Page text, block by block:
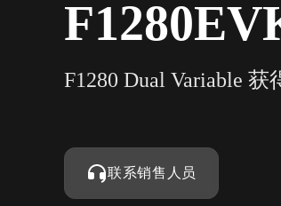
F1280 Dual Variable
联系销售人员